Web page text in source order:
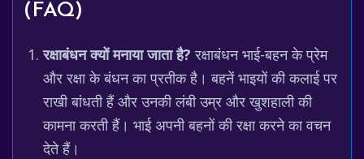
(FAQ)
रक्षाबंधन क्यों मनाया जाता है? रक्षाबंधन भाई-बहन के प्रेम
और रक्षा के बंधन का प्रतीक है। बहनें भाइयों की कलाई पर
राखी बांधती हैं और उनकी लंबी उम्र और खुशहाली की
कामना करती हैं। भाई अपनी बहनों की रक्षा करने का वचन
देते हैं।